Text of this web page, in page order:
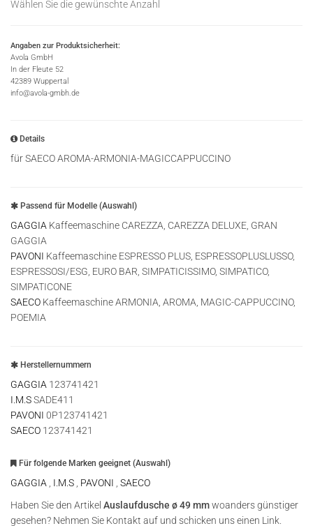
Wählen Sie die gewünschte Anzahl
Angaben zur Produktsicherheit:
Avola GmbH
In der Fleute 52
42389 Wuppertal
info@avola-gmbh.de
Details
für SAECO AROMA-ARMONIA-MAGICCAPPUCCINO
Passend für Modelle (Auswahl)
GAGGIA Kaffeemaschine CAREZZA, CAREZZA DELUXE, GRAN
GAGGIA
PAVONI Kaffeemaschine ESPRESSO PLUS, ESPRESSOPLUSLUSSO,
ESPRESSOSI/ESG, EURO BAR, SIMPATICISSIMO, SIMPATICO,
SIMPATICONE
SAECO Kaffeemaschine ARMONIA, AROMA, MAGIC-CAPPUCCINO,
POEMIA
Herstellernummern
GAGGIA 123741421
I.M.SSADE411
PAVONI 0P123741421
SAECO 123741421
Für folgende Marken geeignet (Auswahl)
GAGGIA I.M.S PAVONI
SAECO
Haben Sie den Artikel Auslaufdusche ø 49 mmwoanders günstiger
gesehen? Nehmen Sie Kontakt auf und schicken uns einen Link.